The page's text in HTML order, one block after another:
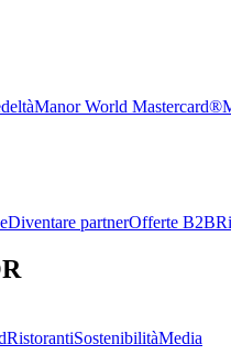
Manor World Mastercard®
Diventare partnerOfferte B2B
RistorantiSostenibilitàMedia